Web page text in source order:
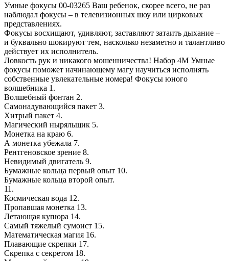
Умные фокусы 00-03265 Ваш ребенок, скорее всего, не раз
наблюдал фокусы – в телевизионных шоу или цирковых
представлениях.
Фокусы восхищают, удивляют, заставляют затаить дыхание –
и буквально шокируют тем, насколько незаметно и талантливо
действует их исполнитель.
Ловкость рук и никакого мошенничества! Набор 4M Умные
фокусы поможет начинающему магу научиться исполнять
собственные увлекательные номера! Фокусы юного
волшебника 1.
Волшебный фонтан 2.
Самонадувающийся пакет 3.
Хитрый пакет 4.
Магический ныряльщик 5.
Монетка на краю 6.
А монетка убежала 7.
Рентгеновское зрение 8.
Невидимый двигатель 9.
Бумажные кольца первый опыт 10.
Бумажные кольца второй опыт.
11.
Космическая вода 12.
Пропавшая монетка 13.
Летающая купюра 14.
Самый тяжелый сумоист 15.
Математическая магия 16.
Плавающие скрепки 17.
Скрепка с секретом 18.